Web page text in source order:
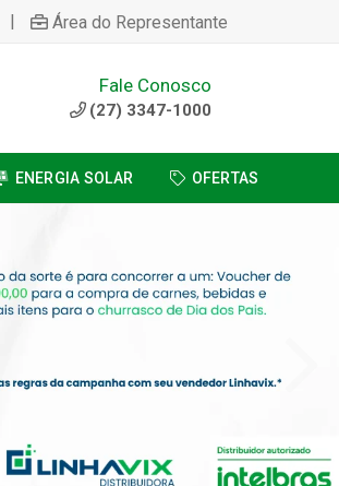
| Área do Representante
Fale Conosco
(27) 3347-1000
ENERGIA SOLAR OFERTAS